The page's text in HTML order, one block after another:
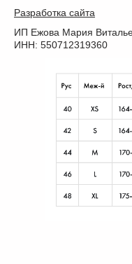
Разработка сайта
ИП Ежова Мария
ИНН: 550712319360